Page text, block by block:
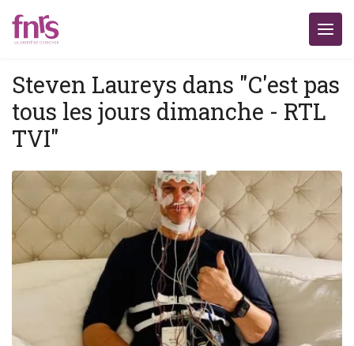
Steven Laureys dans "C'est pas
tous les jours dimanche - RTL
TVI"